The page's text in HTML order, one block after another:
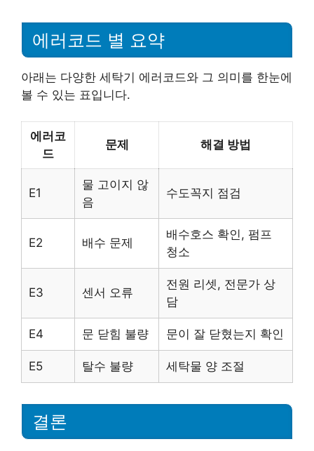
에러코드 별 요약
아래는 다양한 세탁기 에러코드와 그 의미를 한눈에
볼 수 있는 표입니다.
에러코
드
문제 해결 방법
E1
물 고이지 않
음
수도꼭지 점검
E2 배수 문제
배수호스 확인, 펌프
청소
E3 센서 오류
전원 리셋, 전문가 상
담
E4 문 닫힘 불량 문이 잘 닫혔는지 확인
E5 탈수 불량 세탁물 양 조절
결론